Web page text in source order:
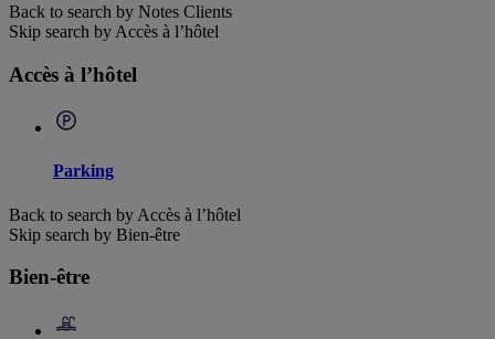
Back to search by Notes Clients
Skip search by Accès à l’hôtel
Accès à l’hôtel
Parking
Back to search by Accès à l’hôtel
Skip search by Bien-être
Bien-être